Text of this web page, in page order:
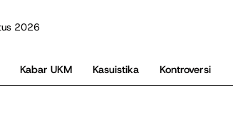
2026
Kabar UKM Kasuistika Kontroversi